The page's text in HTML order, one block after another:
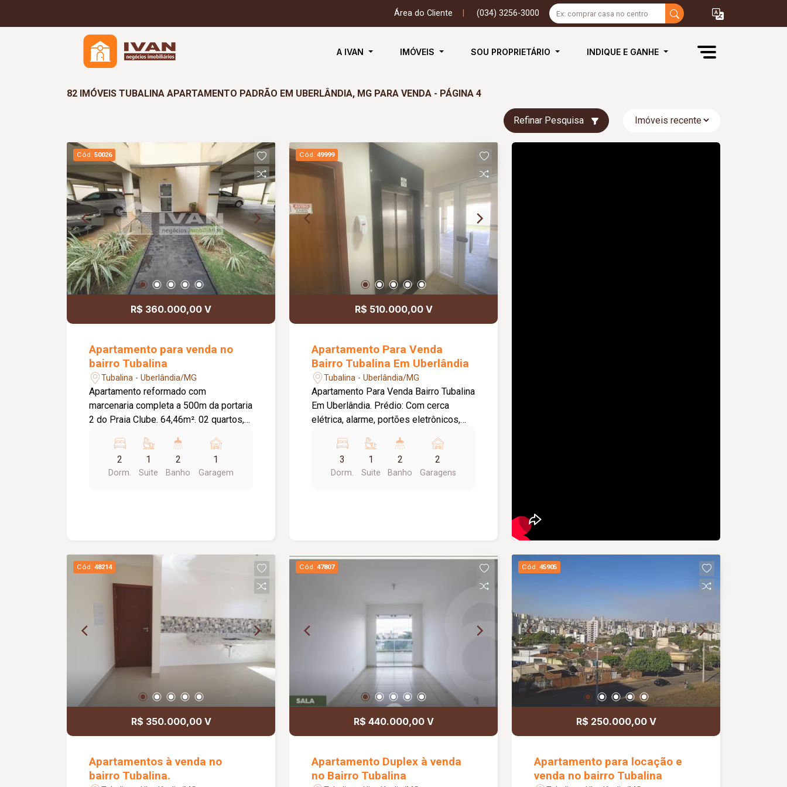
Área do Cliente (034) 3256-3000
A IVAN IMÓVEIS SOU PROPRIETÁRIO INDIQUE E GANHE
82 IMÓVEIS TUBALINA APARTAMENTO PADRÃO EM UBERLÂNDIA, MG PARA VENDA - PÁGINA 4
Refinar Pesquisa
Cód. 50026
R$ 360.000,00 V
Apartamento para venda no
bairro Tubalina
Tubalina - Uberlândia/MG
Apartamento reformado com
marcenaria completa a 500m da portaria
2 do Praia Clube. 64,46m². 02 quartos,
nova; Fechadura eletrônica; Sala de
estar e jantar integradas; Sacada;
Banheiro social com marcenaria e box;
2
Dorm.
1
Suite
2
Banho
1
Garagem
Cód. 49999
R$ 510.000,00 V
Apartamento Para Venda
Bairro Tubalina Em Uberlândia
Tubalina - Uberlândia/MG
Apartamento Para Venda Bairro Tubalina
Em Uberlândia. Prédio: Com cerca
elétrica, alarme, portões eletrônicos,
(8:00 às 17:00), salão festas, elevador,
academia, gás canalizado, câmeras
segurança. Apartamento: Com
blindex, banheiro social, cozinha,
lavanderia. Piso porcelanato e laminado
de madeira, bancadas em granito,
esquadrias alumínio. Valor do
condomínio ( aproximadamente ) :
394,69 + Fundo de Reservas 39,47
3
Dorm.
1
Suite
2
Banho
2
Garagens
Cód. 48214
R$ 350.000,00 V
Apartamentos à venda no
bairro Tubalina.
Cód. 47807
R$ 440.000,00 V
Apartamento Duplex à venda
no Bairro Tubalina
Cód. 45905
R$ 250.000,00 V
Apartamento para locação e
venda no bairro Tubalina